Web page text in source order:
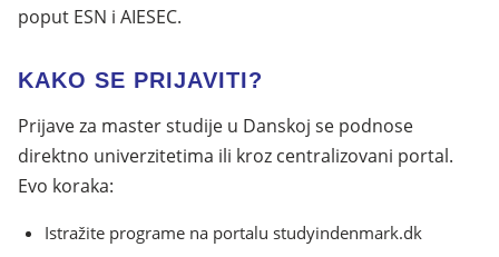
poput ESN i AIESEC.
KAKO SE PRIJAVITI?
Prijave za master studije u Danskoj se podnose
direktno univerzitetima ili kroz centralizovani portal.
Evo koraka:
Istražite programe na portalu studyindenmark.dk